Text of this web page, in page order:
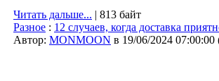
Читать дальше... | 813 байт
Разное : 12 случаев, когда доставка
Автор: MONMOON в 19/06/2024 07:00:00